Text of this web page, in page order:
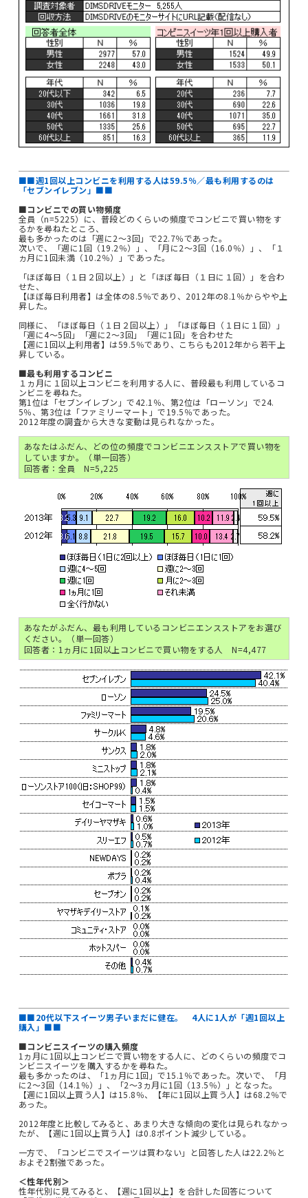
■■週1回以上コンビニを利用する人は59.5％／最も利用するのは
「セブンイレブン」■■
■コンビニでの買い物頻度
全員（n=5225）に、普段どのくらいの頻度でコンビニで買い物をす
るかを尋ねたところ、
最も多かったのは「週に2～3回」で22.7％であった。
次いで、「週に1回（19.2％）」、「月に2～3回（16.0％）」、「１
ヵ月に1回未満（10.2％）」であった。
「ほぼ毎日（１日２回以上）」と「ほぼ毎日（１日に１回）」を合わ
せた、
【ほぼ毎日利用者】は全体の8.5％であり、2012年の8.1％からやや上
昇した。
同様に、「ほぼ毎日（１日２回以上）」「ほぼ毎日（１日に１回）」
「週に4～5回」「週に2～3回」「週に1回」を合わせた
【週に1回以上利用者】は59.5％であり、こちらも2012年から若干上
昇している。
■最も利用するコンビニ
１ヵ月に１回以上コンビニを利用する人に、普段最も利用しているコ
ンビニを尋ねた。
第1位は「セブンイレブン」で42.1％、第2位は「ローソン」で24.
5％、第3位は「ファミリーマート」で19.5％であった。
2012年度の調査から大きな変動は見られなかった。
あなたはふだん、どの位の頻度でコンビニエンスストアで買い物を
していますか。（単一回答）
回答者：全員 N=5,225
あなたがふだん、最も利用しているコンビニエンスストアをお選び
ください。（単一回答）
回答者：1ヵ月に1回以上コンビニで買い物をする人 N=4,477
■■20代以下スイーツ男子いまだに健在。 4人に1人が「週1回以上
購入」■■
■コンビニスイーツの購入頻度
1ヵ月に1回以上コンビニで買い物をする人に、どのくらいの頻度でコ
ンビニスイーツを購入するかを尋ねた。
最も多かったのは、「1ヵ月に1回」で15.1％であった。次いで、「月
に2～3回（14.1％）」、「2～3ヵ月に1回（13.5％）」となった。
【週に1回以上買う人】は15.8％、【年に1回以上買う人】は68.2％で
あった。
2012年度と比較してみると、あまり大きな傾向の変化は見られなかっ
たが、【週に1回以上買う人】は0.8ポイント減少している。
一方で、「コンビニでスイーツは買わない」と回答した人は22.2％と
およそ2割強であった。
＜性年代別＞
性年代別に見てみると、【週に1回以上】を合計した回答について